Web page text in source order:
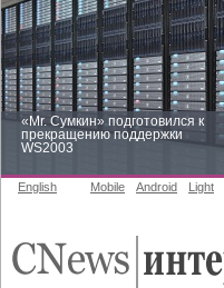
«Mr. Сумкин» подготовился к
прекращению поддержки
WS2003
English Mobile Android Light